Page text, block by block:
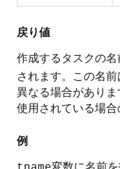
戻り値
作成するタスクの名
されます。この名
異なる場合があり
使用されている場合
例
変数に名前